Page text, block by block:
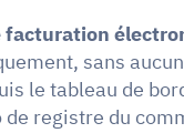
facturation
sans
le tableau de
de registre du